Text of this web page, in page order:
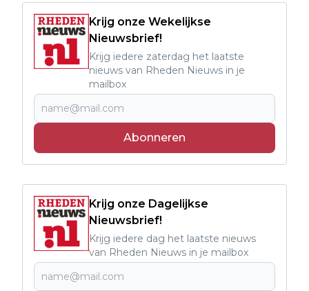
Krijg onze Wekelijkse
Nieuwsbrief!
Krijg iedere zaterdag het laatste
nieuws van Rheden Nieuws in je
mailbox
Abonneren
Krijg onze Dagelijkse
Nieuwsbrief!
Krijg iedere dag het laatste nieuws
van Rheden Nieuws in je mailbox